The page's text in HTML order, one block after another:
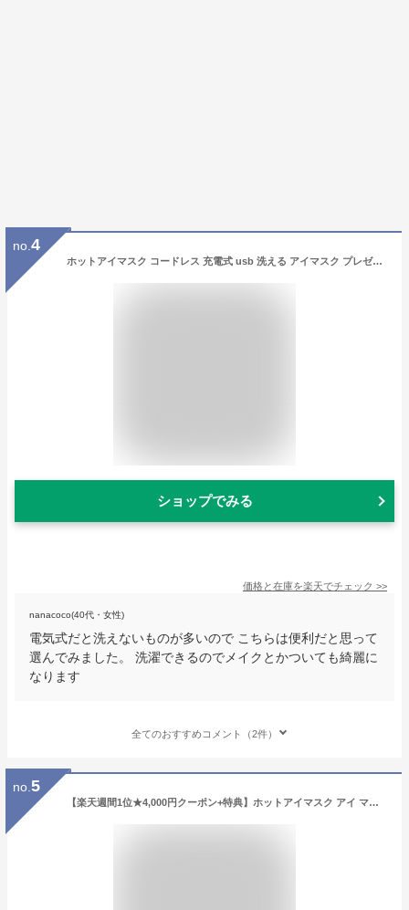
no. 4
ホットアイマスク コードレス 充電式 usb 洗える アイマスク プレゼント ギフト KEMONTEC 安眠グッズ 睡眠グッズ 快眠グッズ 男女兼用 目の疲れグッズ 疲れ目 アイケア あったかグッズ 繰り返し
ショップでみる
価格と在庫を楽天でチェック >>
nanacoco(40代・女性)
電気式だと洗えないものが多いので こちらは便利だと思って
選んでみました。 洗濯できるのでメイクとかついても綺麗に
なります
全てのおすすめコメント（2件）
no. 5
【楽天週間1位★4,000円クーポン+特典】ホットアイマスク アイ マスク ケア 目元 NIPLUX EMS EYE RELAX イーエムエスアイリラックス 充電式 実用的 女性 男性 温熱 加圧 多機能 リニューアル ※ アイマッサージ アイマッサージャー 目 元 マッサージ 器 ではありません